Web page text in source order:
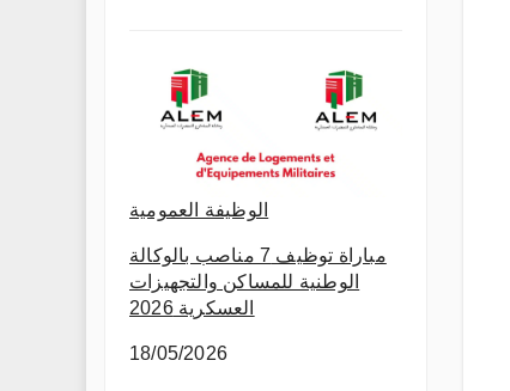
الوظيفة العمومية
مباراة توظيف 7 مناصب بالوكالة
الوطنية للمساكن والتجهيزات
العسكرية 2026
18/05/2026